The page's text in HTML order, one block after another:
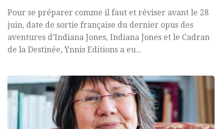
Pour se préparer comme il faut et réviser avant le 28
juin, date de sortie française du dernier opus des
aventures d’Indiana Jones, Indiana Jones et le Cadran
de la Destinée, Ynnis Editions a eu...